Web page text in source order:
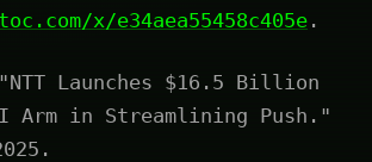
x/e34aea55458c405e.
Launches $16.5 Billion
Arm in Streamlining Push."